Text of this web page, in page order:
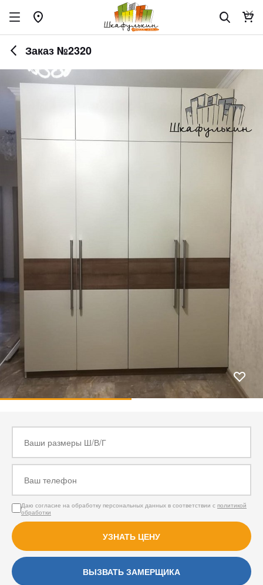
Заказ №2320
Даю согласие на обработку персональных данных в соответствии с политикой
обработки
УЗНАТЬ ЦЕНУ
ВЫЗВАТЬ ЗАМЕРЩИКА